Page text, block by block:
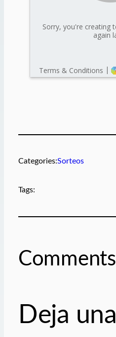
Categories:Sorteos
Tags:
Comments
Deja una